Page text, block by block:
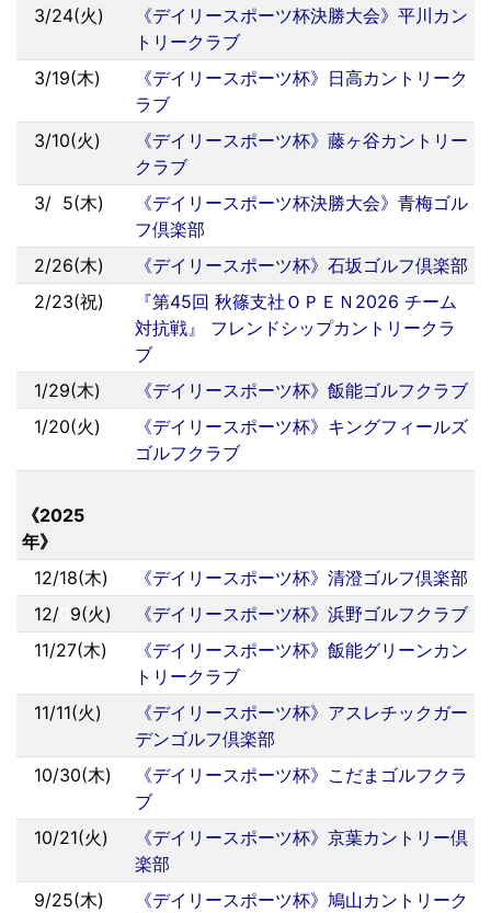
3/24(火)
《デイリースポーツ杯決勝大会》平川カン
トリークラブ
3/19(木)
《デイリースポーツ杯》日高カントリーク
ラブ
3/10(火)
《デイリースポーツ杯》藤ヶ谷カントリー
クラブ
3/ 5(木)
《デイリースポーツ杯決勝大会》青梅ゴル
フ倶楽部
2/26(木)
《デイリースポーツ杯》石坂ゴルフ倶楽部
2/23(祝)
『第45回 秋篠支社ＯＰＥＮ2026 チーム
対抗戦』 フレンドシップカントリークラ
ブ
1/29(木)
《デイリースポーツ杯》飯能ゴルフクラブ
1/20(火)
《デイリースポーツ杯》キングフィールズ
ゴルフクラブ
《2025
年》
12/18(木)
《デイリースポーツ杯》清澄ゴルフ倶楽部
12/ 9(火)
《デイリースポーツ杯》浜野ゴルフクラブ
11/27(木)
《デイリースポーツ杯》飯能グリーンカン
トリークラブ
11/11(火)
《デイリースポーツ杯》アスレチックガー
デンゴルフ倶楽部
10/30(木)
《デイリースポーツ杯》こだまゴルフクラ
ブ
10/21(火)
《デイリースポーツ杯》京葉カントリー倶
楽部
9/25(木)
《デイリースポーツ杯》鳩山カントリーク